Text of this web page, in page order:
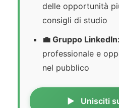
delle opportunità
consigli di studio
💼 Gruppo LinkedIn:
professionale e
nel pubblico
Unisciti